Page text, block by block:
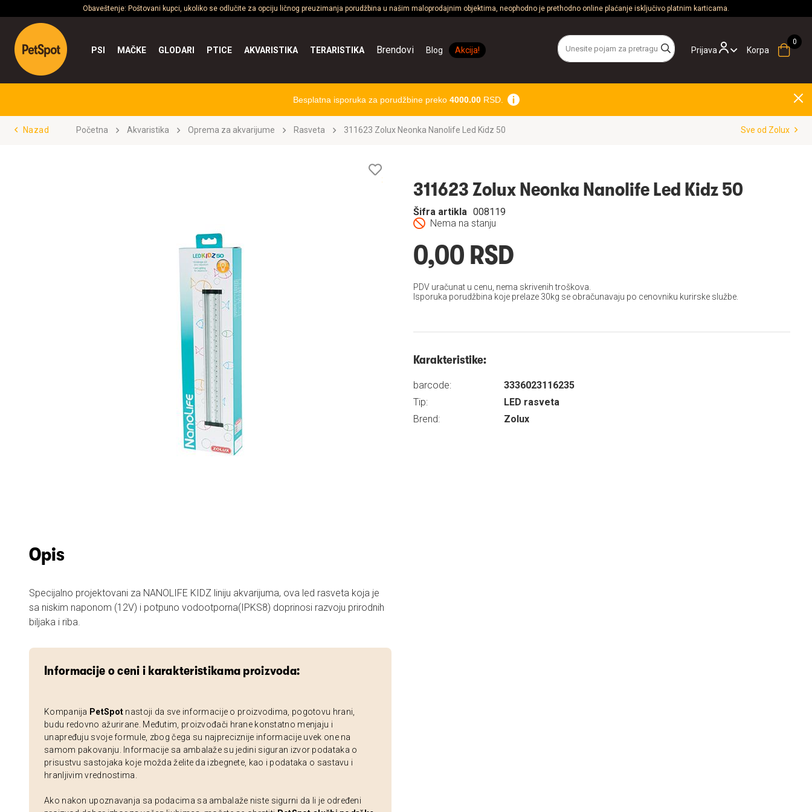
Obaveštenje: Poštovani kupci, ukoliko se odlučite za opciju ličnog preuzimanja porudžbina u našim maloprodajnim objektima, neophodno je prethodno online plaćanje isključivo platnim karticama.
Prijava
PSI MAČKE GLODARI PTICE AKVARISTIKA TERARISTIKA Brendovi Blog Akcija! Korpa
Besplatna isporuka za porudžbine preko 4000.00RSD.
Nazad Početna Akvaristika Oprema za akvarijume Rasveta 311623 Zolux Neonka Nanolife Led Kidz 50 Sve od Zolux
Opis
Specijalno projektovani za NANOLIFE KIDZ liniju akvarijuma, ova led rasveta koja je
sa niskim naponom (12V) i potpuno vodootporna(IPKS8) doprinosi razvoju prirodnih
biljaka i riba.
Informacije o ceni i karakteristikama proizvoda:
Kompanija PetSpot nastoji da sve informacije o proizvodima, pogotovu hrani,
budu redovno ažurirane. Međutim, proizvođači hrane konstatno menjaju i
unapređuju svoje formule, zbog čega su najpreciznije informacije uvek one na
samom pakovanju. Informacije sa ambalaže su jedini siguran izvor podataka o
prisustvu sastojaka koje možda želite da izbegnete, kao i podataka o sastavu i
hranljivim vrednostima.
Ako nakon upoznavanja sa podacima sa ambalaže niste sigurni da li je određeni
želja
311623 Zolux Neonka Nanolife Led Kidz 50
Nema na stanju
Šifra artikla 008119
0,00 RSD
PDV uračunat u cenu, nema skrivenih troškova.
Isporuka porudžbina koje prelaze 30kg se obračunavaju po cenovniku kurirske službe.
Karakteristike:
barcode:
3336023116235
Tip:
LED rasveta
Brend:
Zolux